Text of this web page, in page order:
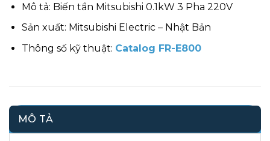
Mô tả: Biến tần Mitsubishi 0.1kW 3 Pha 220V
Sản xuất: Mitsubishi Electric – Nhật Bản
Thông số kỹ thuật: Catalog FR-E800
MÔ TẢ